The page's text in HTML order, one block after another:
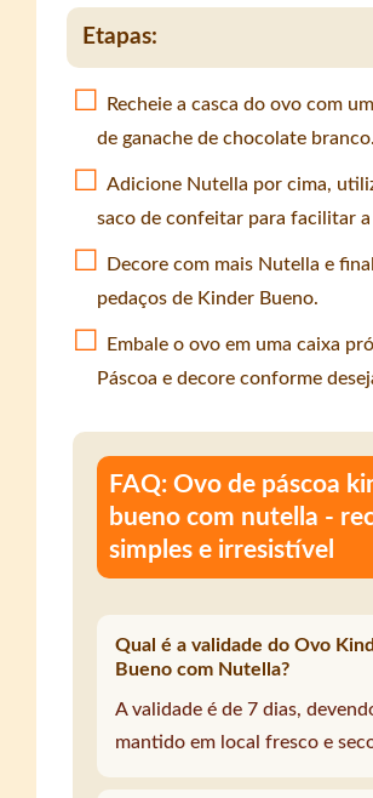
Etapas:
Recheie a casca do ovo com
de ganache de chocolate branco.
Adicione Nutella por cima,
saco de confeitar para facilitar a
Decore com mais Nutella e
pedaços de Kinder Bueno.
Embale o ovo em uma caixa
Páscoa e decore conforme
FAQ: Ovo de páscoa
bueno com nutella -
simples e irresistível
Qual é a validade do Ovo
Bueno com Nutella?
A validade é de 7 dias,
mantido em local fresco e